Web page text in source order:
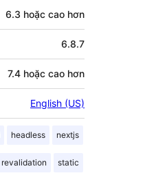
6.3 hoặc cao hơn
6.8.7
7.4 hoặc cao hơn
English (US)
headless nextjs
revalidation static